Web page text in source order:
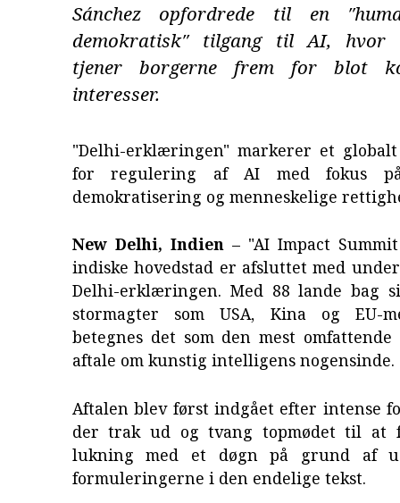
Sánchez opfordrede til en
demokratisk″ tilgang til AI, hvor
tjener borgerne frem for blot
interesser.
"Delhi-erklæringen" markerer et
for regulering af AI med fokus på
demokratisering og menneskelige
New Delhi, Indien– "AI Impact
indiske hovedstad er afsluttet med
Delhi-erklæringen. Med 88 lande bag
stormagter som USA, Kina og EU-
betegnes det som den mest omfattende
aftale om kunstig intelligens nogensinde.
Aftalen blev først indgået efter intense
der trak ud og tvang topmødet til at
lukning med et døgn på grund af
formuleringerne i den endelige tekst.